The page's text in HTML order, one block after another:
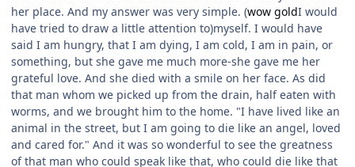
her place. And my answer was very simple. (wow goldI would
have tried to draw a little attention to)myself. I would have
said I am hungry, that I am dying, I am cold, I am in pain, or
something, but she gave me much more-she gave me her
grateful love. And she died with a smile on her face. As did
that man whom we picked up from the drain, half eaten with
worms, and we brought him to the home. "I have lived like an
animal in the street, but I am going to die like an angel, loved
and cared for." And it was so wonderful to see the greatness
of that man who could speak like that, who could die like that